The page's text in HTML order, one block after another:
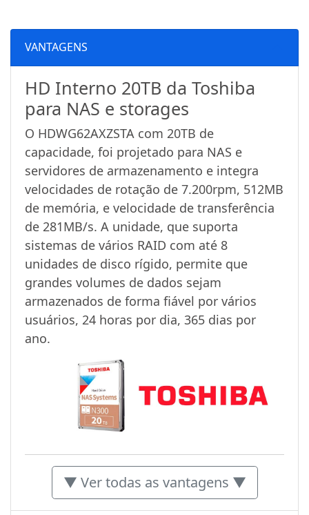
VANTAGENS
HD Interno 20TB da Toshiba
para NAS e storages
O HDWG62AXZSTA com 20TB de
capacidade, foi projetado para NAS e
servidores de armazenamento e integra
velocidades de rotação de 7.200rpm, 512MB
de memória, e velocidade de transferência
de 281MB/s. A unidade, que suporta
sistemas de vários RAID com até 8
unidades de disco rígido, permite que
grandes volumes de dados sejam
armazenados de forma fiável por vários
usuários, 24 horas por dia, 365 dias por
ano.
▼ Ver todas as vantagens ▼